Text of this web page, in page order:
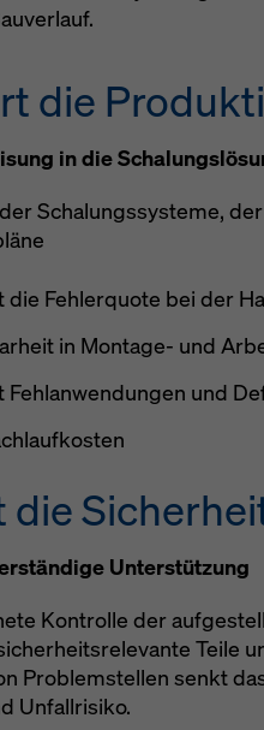
die
in die
Schalungssysteme,
die Fehlerquote bei der
in Montage- und
Fehlanwendungen und
die
Unterstützung
Kontrolle der
Teile
Problemstellen senkt
Unfallrisiko.